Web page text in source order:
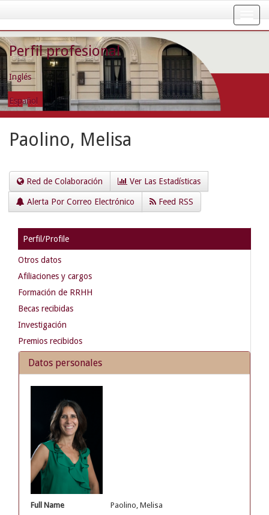
navigation
Perfil profesional
Inglés
Español
Paolino, Melisa
Red de Colaboración Ver Las Estadísticas
Alerta Por Correo Electrónico Feed RSS
Perfil/Profile
Otros datos
Afiliaciones y cargos
Formación de RRHH
Becas recibidas
Investigación
Premios recibidos
Datos personales
Full Name
Paolino, Melisa